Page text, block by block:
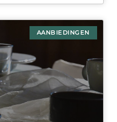
AANBIEDINGEN